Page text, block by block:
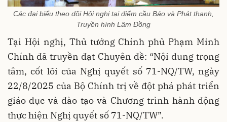
Các đại biểu theo dõi Hội nghị tại điểm cầu Báo và Phát thanh,
Truyền hình Lâm Đồng
Tại Hội nghị, Thủ tướng Chính phủ Phạm Minh
Chính đã truyền đạt Chuyên đề: “Nội dung trọng
tâm, cốt lõi của Nghị quyết số 71-NQ/TW, ngày
22/8/2025 của Bộ Chính trị về đột phá phát triển
giáo dục và đào tạo và Chương trình hành động
thực hiện Nghị quyết số 71-NQ/TW”.